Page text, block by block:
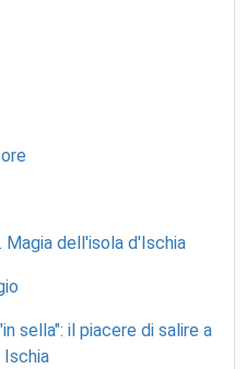
Magia dell'isola d'Ischia
sella": il piacere di salire a
Ischia